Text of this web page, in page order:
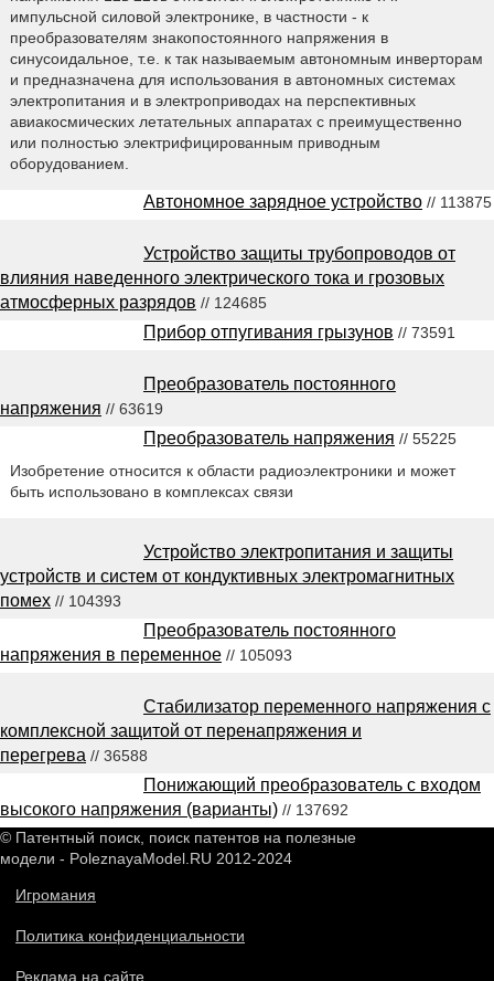
импульсной силовой электронике, в частности - к
преобразователям знакопостоянного напряжения в
синусоидальное, т.е. к так называемым автономным инверторам
и предназначена для использования в автономных системах
электропитания и в электроприводах на перспективных
авиакосмических летательных аппаратах с преимущественно
или полностью электрифицированным приводным
оборудованием.
Автономное зарядное устройство // 113875
Устройство защиты трубопроводов от
влияния наведенного электрического тока и грозовых
атмосферных разрядов // 124685
Прибор отпугивания грызунов // 73591
Преобразователь постоянного
напряжения // 63619
Преобразователь напряжения // 55225
Изобретение относится к области радиоэлектроники и может
быть использовано в комплексах связи
Устройство электропитания и защиты
устройств и систем от кондуктивных электромагнитных
помех // 104393
Преобразователь постоянного
напряжения в переменное // 105093
Стабилизатор переменного напряжения с
комплексной защитой от перенапряжения и
перегрева // 36588
Понижающий преобразователь с входом
высокого напряжения (варианты) // 137692
© Патентный поиск, поиск патентов на полезные
модели - PoleznayaModel.RU 2012-2024
Игромания
Политика конфиденциальности
Реклама на сайте